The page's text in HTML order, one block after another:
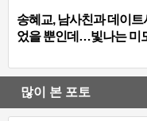
송혜교, 남사친과 데이
었을 뿐인데…빛나는 미
많이 본 포토